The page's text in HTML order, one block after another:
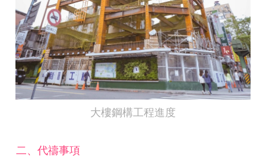
大樓鋼構工程進度
二、代禱事項